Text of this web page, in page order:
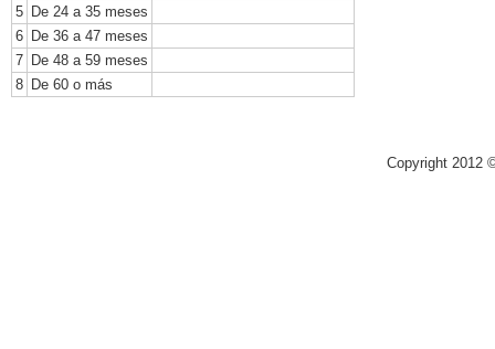
5 De 24 a 35 meses
6 De 36 a 47 meses
7 De 48 a 59 meses
8 De 60 o más
Copyright 2012